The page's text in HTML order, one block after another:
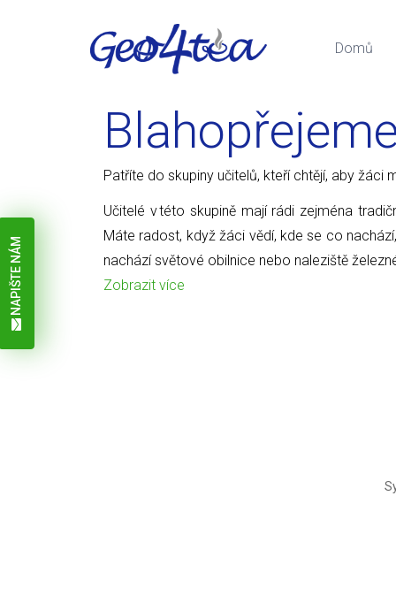
Domů
NAPIŠTE NÁM
Patříte do skupiny učitelů, kteří chtějí, aby
Učitelé v této skupině mají rádi zejména
Máte radost, když žáci vědí, kde se co
nachází světové obilnice nebo naleziště
Zobrazit více